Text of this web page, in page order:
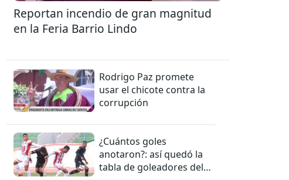
Reportan incendio de gran magnitud
en la Feria Barrio Lindo
Rodrigo Paz promete
usar el chicote contra la
corrupción
¿Cuántos goles
anotaron?: así quedó la
tabla de goleadores del